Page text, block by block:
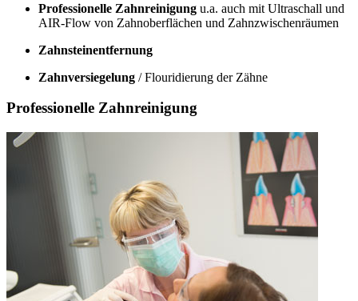
Professionelle Zahnreinigung u.a. auch mit Ultraschall und
AIR-Flow von Zahnoberflächen und Zahnzwischenräumen
Zahnsteinentfernung
Zahnversiegelung / Flouridierung der Zähne
Professionelle Zahnreinigung